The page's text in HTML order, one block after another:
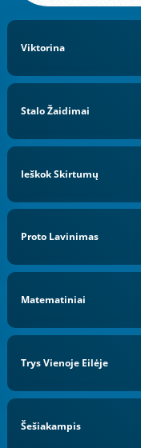
Viktorina
Stalo Žaidimai
Ieškok Skirtumų
Proto Lavinimas
Matematiniai
Trys Vienoje Eilėje
Šešiakampis